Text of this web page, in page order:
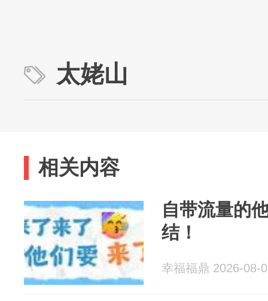
太姥山
相关内容
自带流量的
结！
幸福福鼎 2026-08-